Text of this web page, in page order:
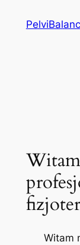
Witam